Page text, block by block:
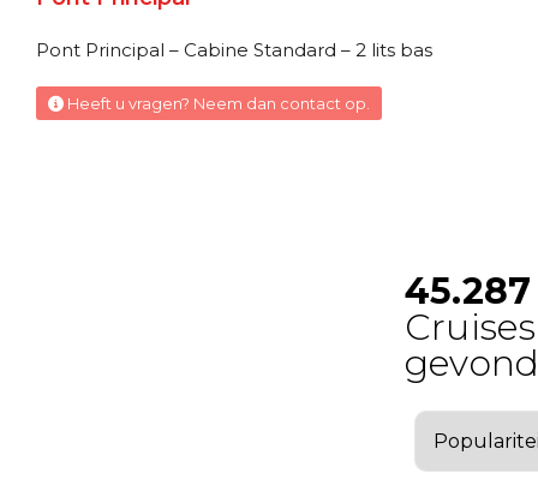
Pont Principal – Cabine Standard – 2 lits bas
Heeft u vragen? Neem dan contact op.